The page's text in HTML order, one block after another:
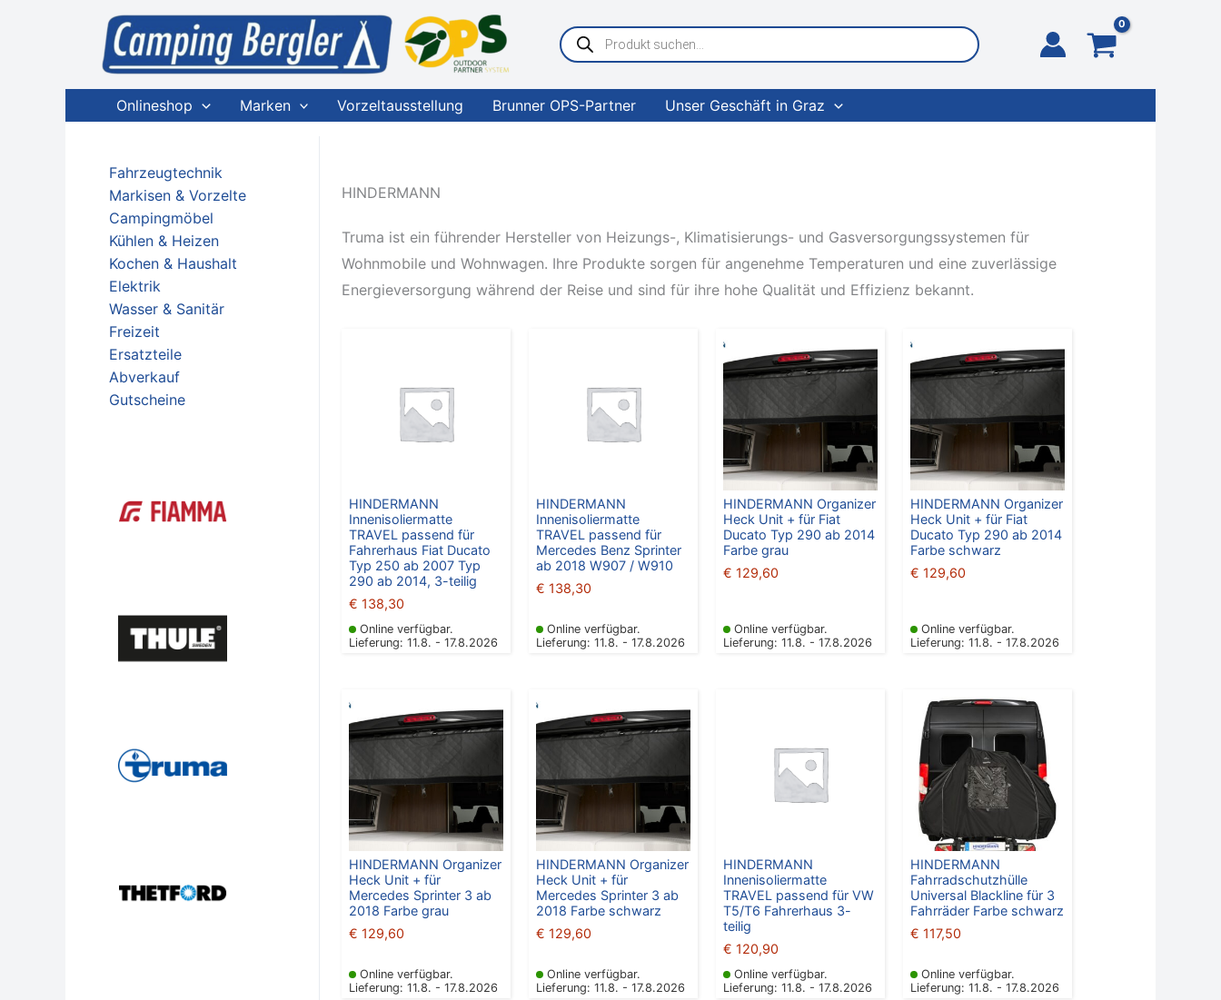
Products
search
Onlineshop Marken Vorzeltausstellung Brunner OPS-Partner Unser Geschäft in Graz
Fahrzeugtechnik
Markisen & Vorzelte
Campingmöbel
Kühlen & Heizen
Kochen & Haushalt
Elektrik
Wasser & Sanitär
Freizeit
Ersatzteile
Abverkauf
Gutscheine
HINDERMANN
Truma ist ein führender Hersteller von Heizungs-, Klimatisierungs- und Gasversorgungssystemen für
Wohnmobile und Wohnwagen. Ihre Produkte sorgen für angenehme Temperaturen und eine zuverlässige
Energieversorgung während der Reise und sind für ihre hohe Qualität und Effizienz bekannt.
HINDERMANN
Innenisoliermatte
TRAVEL passend für
Fahrerhaus Fiat Ducato
Typ 250 ab 2007 Typ
290 ab 2014, 3-teilig
€ 138,30
Online verfügbar.
Lieferung: 11.8. - 17.8.2026
HINDERMANN
Innenisoliermatte
TRAVEL passend für
Mercedes Benz Sprinter
ab 2018 W907 / W910
€ 138,30
Online verfügbar.
Lieferung: 11.8. - 17.8.2026
HINDERMANN Organizer
Heck Unit + für Fiat
Ducato Typ 290 ab 2014
Farbe grau
€ 129,60
Online verfügbar.
Lieferung: 11.8. - 17.8.2026
HINDERMANN Organizer
Heck Unit + für Fiat
Ducato Typ 290 ab 2014
Farbe schwarz
€ 129,60
Online verfügbar.
Lieferung: 11.8. - 17.8.2026
HINDERMANN Organizer
Heck Unit + für
Mercedes Sprinter 3 ab
2018 Farbe grau
€ 129,60
Online verfügbar.
Lieferung: 11.8. - 17.8.2026
HINDERMANN Organizer
Heck Unit + für
Mercedes Sprinter 3 ab
2018 Farbe schwarz
€ 129,60
Online verfügbar.
Lieferung: 11.8. - 17.8.2026
HINDERMANN
Innenisoliermatte
TRAVEL passend für VW
T5/T6 Fahrerhaus 3-
teilig
€ 120,90
Online verfügbar.
Lieferung: 11.8. - 17.8.2026
HINDERMANN
Fahrradschutzhülle
Universal Blackline für 3
Fahrräder Farbe schwarz
€ 117,50
Online verfügbar.
Lieferung: 11.8. - 17.8.2026